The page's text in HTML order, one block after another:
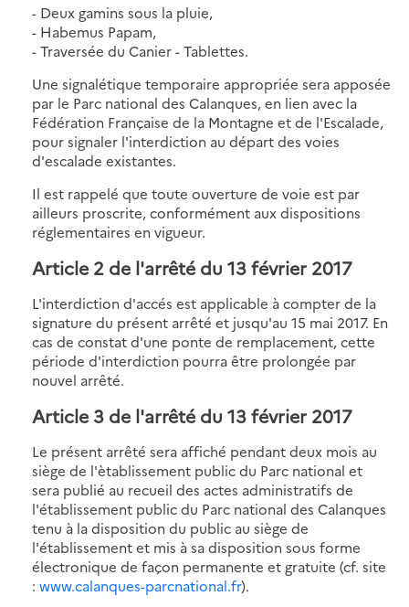
- Deux gamins sous la pluie,
- Habemus Papam,
- Traversée du Canier - Tablettes.
Une signalétique temporaire appropriée sera apposée
par le Parc national des Calanques, en lien avec la
Fédération Française de la Montagne et de l'Escalade,
pour signaler l'interdiction au départ des voies
d'escalade existantes.
Il est rappelé que toute ouverture de voie est par
ailleurs proscrite, conformément aux dispositions
réglementaires en vigueur.
Article 2 de l'arrêté du 13 février 2017
L'interdiction d'accés est applicable à compter de la
signature du présent arrêté et jusqu'au 15 mai 2017. En
cas de constat d'une ponte de remplacement, cette
période d'interdiction pourra être prolongée par
nouvel arrêté.
Article 3 de l'arrêté du 13 février 2017
Le présent arrêté sera affiché pendant deux mois au
siège de l'ètablissement public du Parc national et
sera publié au recueil des actes administratifs de
l'établissement public du Parc national des Calanques
tenu à la disposition du public au siège de
l'établissement et mis à sa disposition sous forme
électronique de façon permanente et gratuite (cf. site
: www.calanques-parcnational.fr).